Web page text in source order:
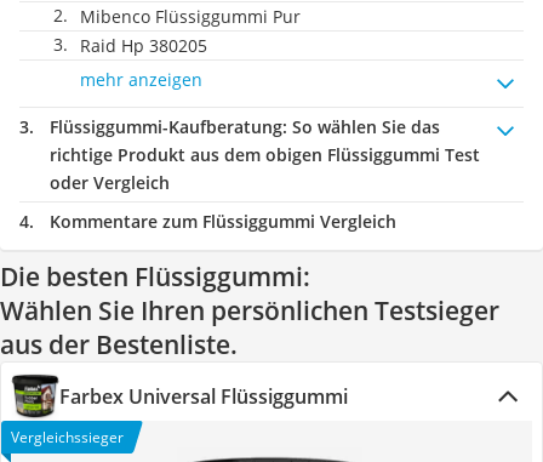
Mibenco Flüssiggummi Pur
Raid Hp 380205
mehr anzeigen
Flüssiggummi-Kaufberatung: So wählen Sie das
richtige Produkt aus dem obigen Flüssiggummi Test
oder Vergleich
Kommentare zum Flüssiggummi Vergleich
Die besten Flüssiggummi:
Wählen Sie Ihren persönlichen Testsieger
aus der Bestenliste.
Farbex Universal Flüssiggummi
Vergleichssieger